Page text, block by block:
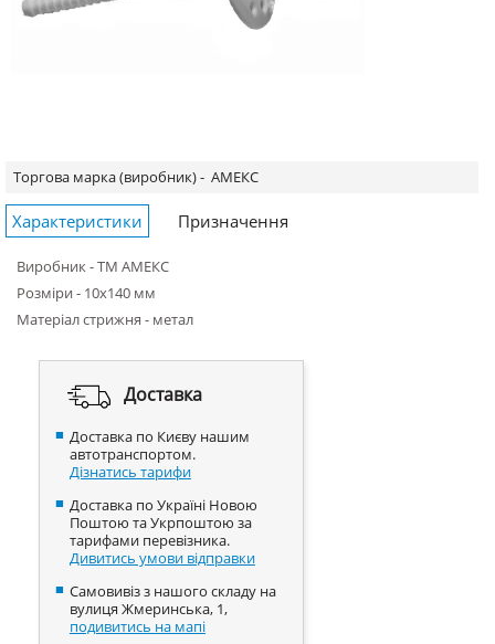
Торгова марка (виробник) - АМЕКС
Характеристики Призначення
Виробник - ТМ АМЕКС
Розміри - 10х140 мм
Матеріал стрижня - метал
Доставка
Доставка по Києву нашим
автотранспортом.
Дізнатись тарифи
Доставка по Україні Новою
Поштою та Укрпоштою за
тарифами перевізника.
Дивитись умови відправки
Самовивіз з нашого складу на
вулиця Жмеринська, 1,
подивитись на мапі